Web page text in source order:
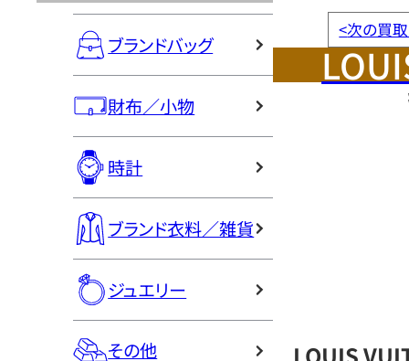
ブランドバッグ
財布／小物
時計
ブランド衣料／雑貨
ジュエリー
その他
<次の買